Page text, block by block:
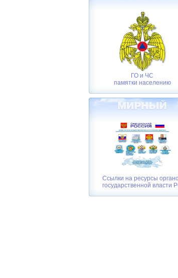
ГО и ЧС
памятки населению
Ссылки на ресурсы
государственной власти